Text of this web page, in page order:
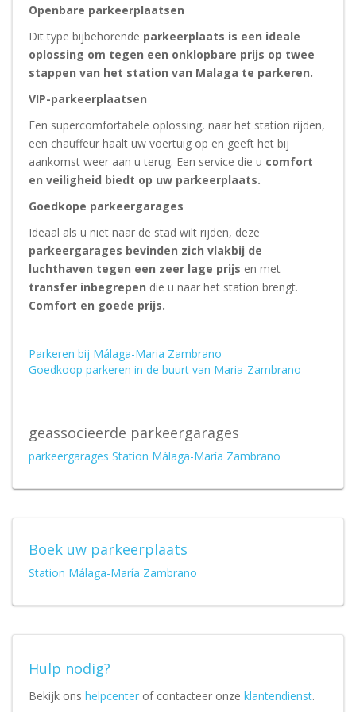
Openbare parkeerplaatsen
Dit type bijbehorende parkeerplaats is een ideale
oplossing om tegen een onklopbare prijs op twee
stappen van het station van Malaga te parkeren.
VIP-parkeerplaatsen
Een supercomfortabele oplossing, naar het station rijden,
een chauffeur haalt uw voertuig op en geeft het bij
aankomst weer aan u terug. Een service die u comfort
en veiligheid biedt op uw parkeerplaats.
Goedkope parkeergarages
Ideaal als u niet naar de stad wilt rijden, deze
parkeergarages bevinden zich vlakbij de
luchthaven tegen een zeer lage prijs en met
transfer inbegrepen die u naar het station brengt.
Comfort en goede prijs.
Parkeren bij Málaga-Maria Zambrano
Goedkoop parkeren in de buurt van Maria-Zambrano
geassocieerde parkeergarages
parkeergarages Station Málaga-María Zambrano
Boek uw parkeerplaats
Station Málaga-María Zambrano
Hulp nodig?
Bekijk ons helpcenter of contacteer onze klantendienst.